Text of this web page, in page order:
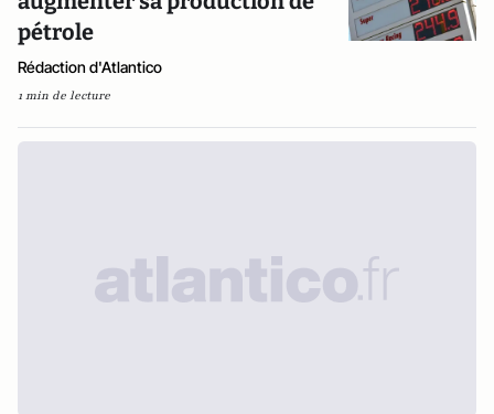
pétrole
Rédaction d'Atlantico
1 min de lecture